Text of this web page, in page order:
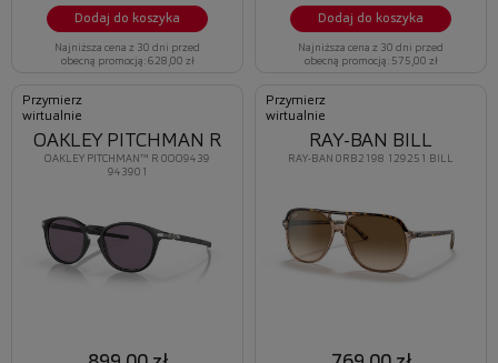
Dodaj do koszyka
Najniższa cena z 30 dni przed
obecną promocją: 628,00 zł
Dodaj do koszyka
Najniższa cena z 30 dni przed
obecną promocją: 575,00 zł
Przymierz
wirtualnie
OAKLEY PITCHMAN™ R 0OO9439
943901
OAKLEY PITCHMAN R
Przymierz
wirtualnie
RAY-BAN 0RB2198 129251 BILL
RAY-BAN BILL